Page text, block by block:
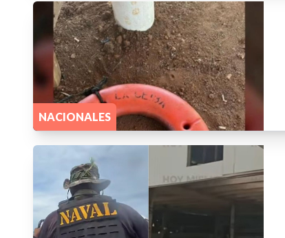
NACIONALES